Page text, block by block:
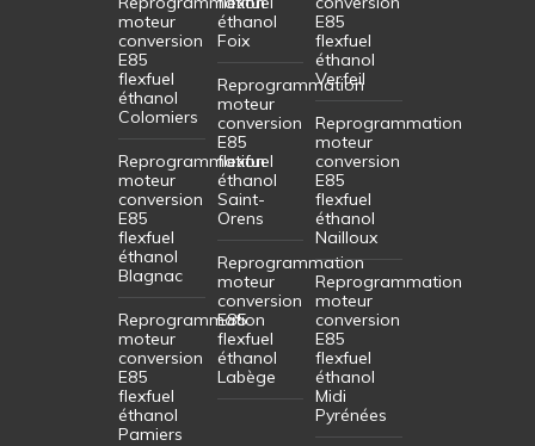
moteur
conversion
E85
flexfuel
éthanol
Colomiers
Reprogrammation
moteur
conversion
E85
flexfuel
éthanol
Blagnac
Reprogrammation
moteur
conversion
E85
flexfuel
éthanol
Pamiers
éthanol
Foix
Reprogrammation
moteur
conversion
E85
flexfuel
éthanol
Saint-
Orens
Reprogrammation
moteur
conversion
E85
flexfuel
éthanol
Labège
E85
flexfuel
éthanol
Verfeil
Reprogrammation
moteur
conversion
E85
flexfuel
éthanol
Nailloux
Reprogrammation
moteur
conversion
E85
flexfuel
éthanol
Midi
Pyrénées